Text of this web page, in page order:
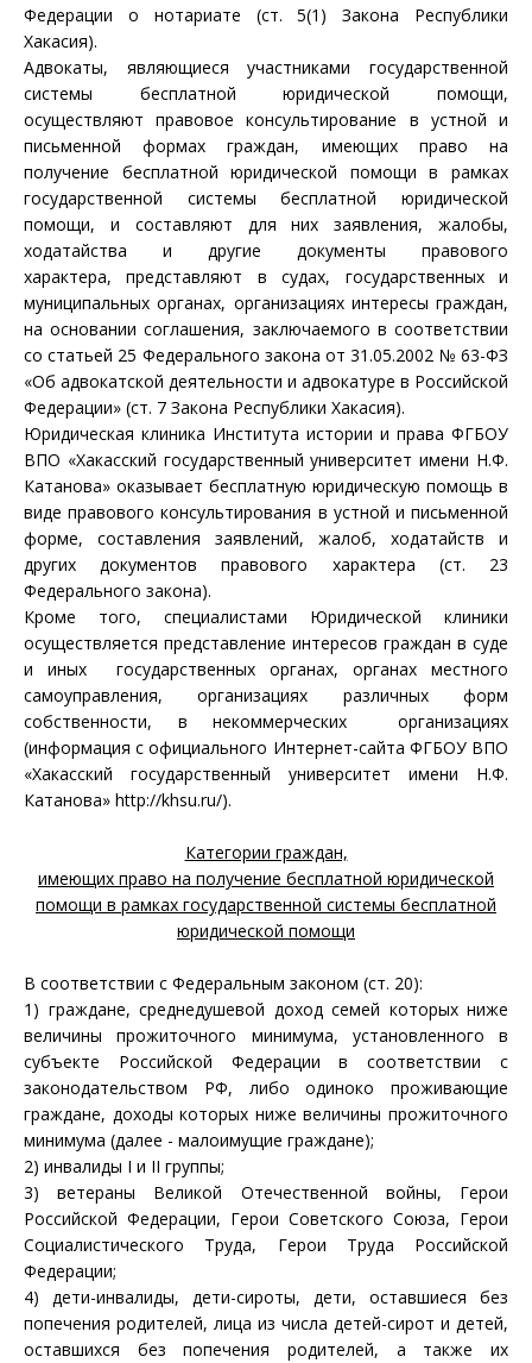
Федерации о нотариате (ст. 5(1) Закона Республики
Хакасия).
Адвокаты, являющиеся участниками государственной
системы бесплатной юридической помощи,
осуществляют правовое консультирование в устной и
письменной формах граждан, имеющих право на
получение бесплатной юридической помощи в рамках
государственной системы бесплатной юридической
помощи, и составляют для них заявления, жалобы,
ходатайства и другие документы правового
характера, представляют в судах, государственных и
муниципальных органах, организациях интересы граждан,
на основании соглашения, заключаемого в соответствии
состатьей 25 Федерального закона от 31.05.2002 № 63-ФЗ
«Об адвокатской деятельности и адвокатуре в Российской
Федерации» (ст. 7 Закона Республики Хакасия).
Юридическая клиника Института истории и права ФГБОУ
ВПО «Хакасский государственный университет имени Н.Ф.
Катанова» оказывает бесплатную юридическую помощь в
виде правового консультирования в устной и письменной
форме, составления заявлений, жалоб, ходатайств и
других документов правового характера (ст. 23
Федерального закона).
Кроме того, специалистами Юридической клиники
осуществляется представление интересов граждан в суде
и иных государственных органах, органах местного
самоуправления, организациях различных форм
собственности, в некоммерческих организациях
(информация с официального Интернет-сайта ФГБОУ ВПО
«Хакасский государственный университет имени Н.Ф.
Катанова» http://khsu.ru/).
Категории граждан,
имеющих право на получение бесплатной юридической
помощи в рамках государственной системы бесплатной
юридической помощи
В соответствии с Федеральным законом (ст. 20):
1) граждане, среднедушевой доход семей которых ниже
величины прожиточного минимума, установленного в
субъекте Российской Федерации в соответствии с
законодательством РФ, либо одиноко проживающие
граждане, доходы которых ниже величины прожиточного
минимума (далее - малоимущие граждане);
2) инвалиды I и II группы;
3) ветераны Великой Отечественной войны, Герои
Российской Федерации, Герои Советского Союза, Герои
Социалистического Труда, Герои Труда Российской
Федерации;
4) дети-инвалиды, дети-сироты, дети, оставшиеся без
попечения родителей, лица из числа детей-сирот и детей,
оставшихся без попечения родителей, а также их